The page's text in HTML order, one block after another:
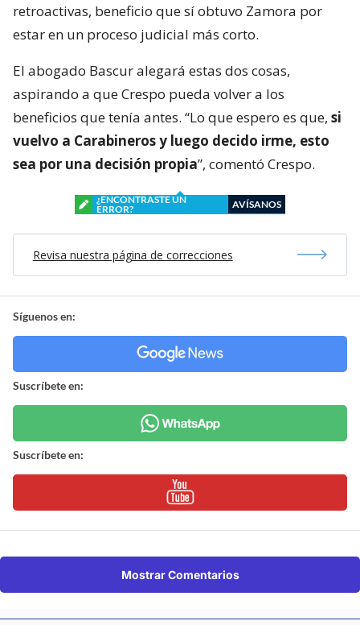
retroactivas, beneficio que sí obtuvo Zamora por
estar en un proceso judicial más corto.
El abogado Bascur alegará estas dos cosas,
aspirando a que Crespo pueda volver a los
beneficios que tenía antes. “Lo que espero es que, si
vuelvo a Carabineros y luego decido irme, esto
sea por una decisión propia”, comentó Crespo.
¿ENCONTRASTE UN
ERROR?
AVÍSANOS
Revisa nuestra página de correcciones
Síguenos en:
Suscríbete en:
Suscríbete en:
Mostrar Comentarios